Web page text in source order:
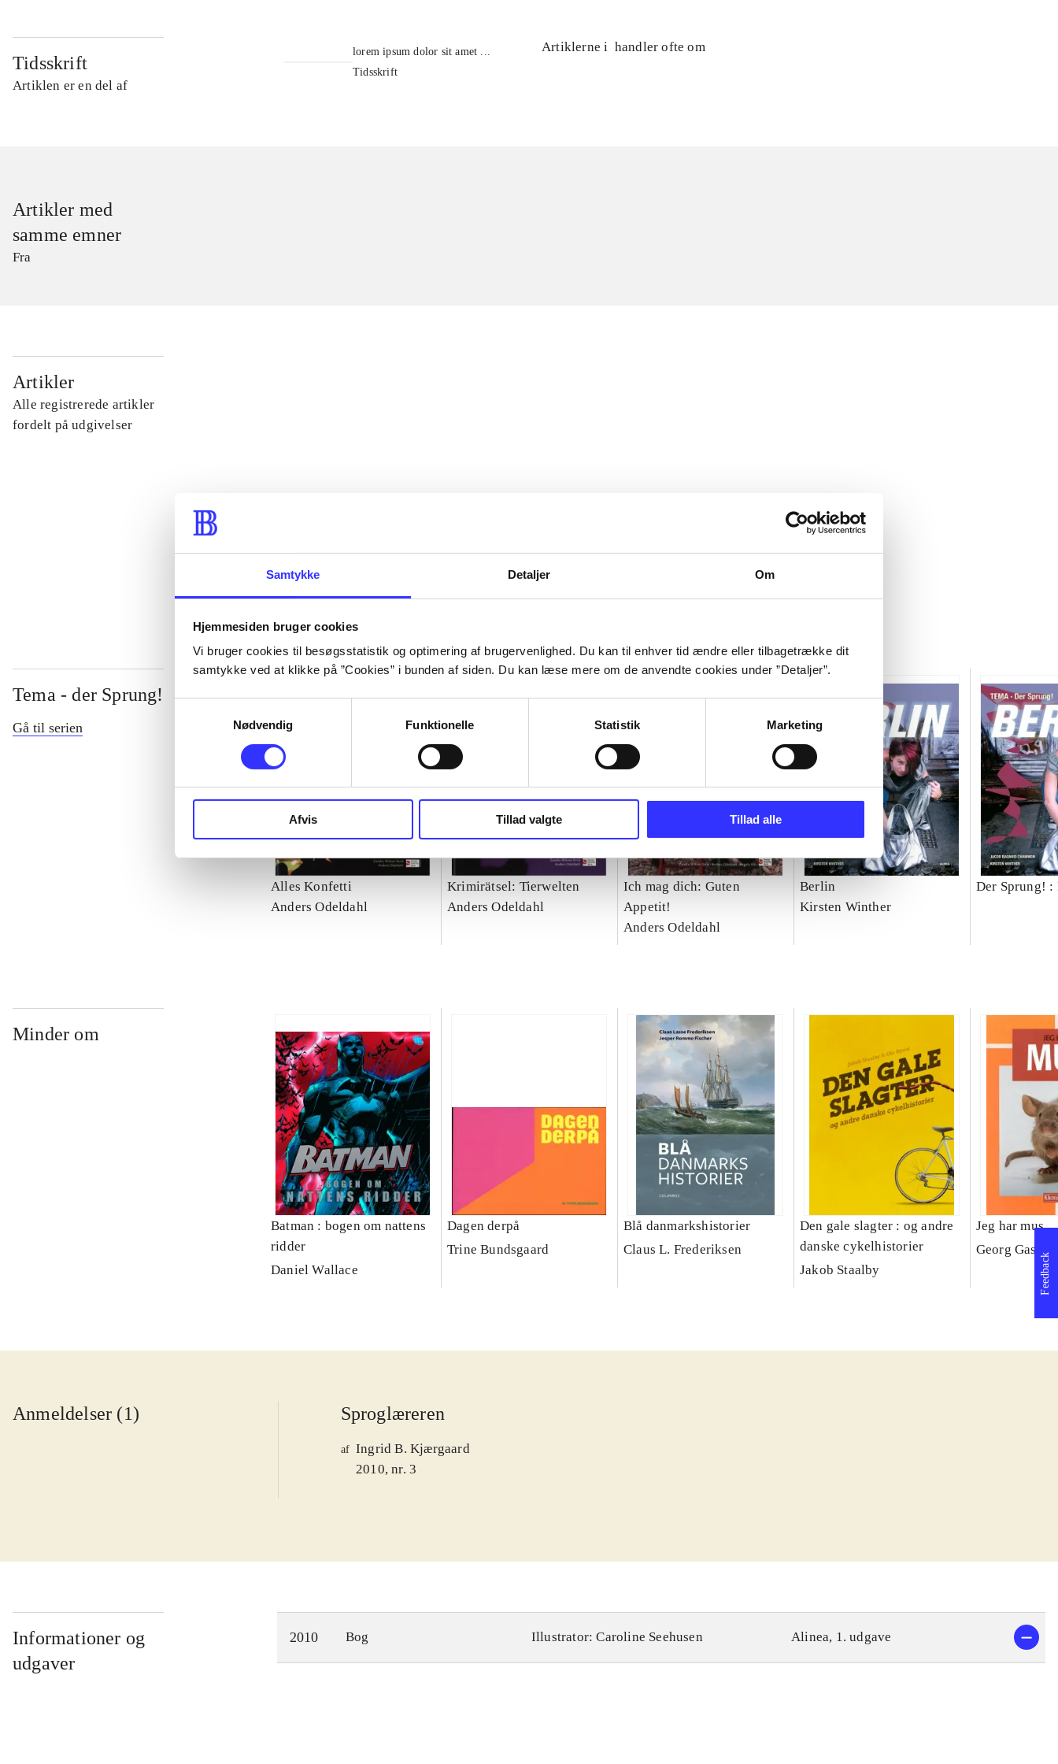
Samtykke Detaljer Om
Hjemmesiden bruger cookies
Vi bruger cookies til besøgsstatistik og optimering af brugervenlighed. Du kan til enhver tid ændre eller tilbagetrække dit
samtykke ved at klikke på ”Cookies” i bunden af siden. Du kan læse mere om de anvendte cookies under ”Detaljer”.
Nødvendig
Funktionelle Statistik Marketing
Afvis Tillad valgte Tillad alle
Tidsskrift
Artiklen er en del af
lorem ipsum dolor sit amet ...
Tidsskrift
Artiklerne i handler ofte om
Artikler med
samme emner
Fra
Artikler
Alle registrerede artikler
fordelt på udgivelser
...
Tema - der Sprung!
Gå til serien
Alles Konfetti
Anders Odeldahl
Krimirätsel: Tierwelten
Anders Odeldahl
Ich mag dich: Guten
Appetit!
Anders Odeldahl
Berlin
Kirsten Winther
Der Sprung!
Minder om
Batman : bogen om nattens
ridder
Daniel Wallace
Dagen derpå
Trine Bundsgaard
Blå danmarkshistorier
Claus L. Frederiksen
Den gale slagter : og andre
danske cykelhistorier
Jakob Staalby
Jeg har mus
Georg
Anmeldelser (1) Sproglæreren
af Ingrid B. Kjærgaard
2010, nr. 3
Informationer og
udgaver
2010 Bog Illustrator: Caroline Seehusen Alinea, 1. udgave
Feedback